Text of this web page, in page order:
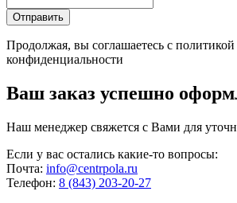
Отправить
Продолжая, вы соглашаетесь с политикой
конфиденциальности
Ваш заказ успешно
Наш менеджер свяжется с Вами для
Если у вас остались какие-то вопросы:
Почта: info@centrpola.ru
Телефон: 8 (843) 203-20-27